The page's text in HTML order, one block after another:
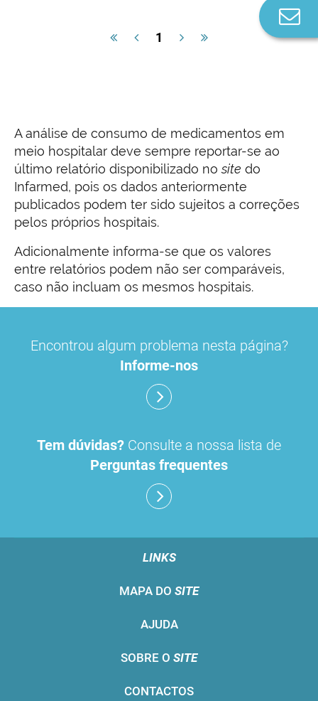
1
A análise de consumo de medicamentos em
meio hospitalar deve sempre reportar-se ao
último relatório disponibilizado nosite do
Infarmed, pois os dados anteriormente
publicados podem ter sido sujeitos a correções
pelos próprios hospitais.
Adicionalmente informa-se que os valores
entre relatórios podem não ser comparáveis,
caso não incluam os mesmos hospitais.
Encontrou algum problema nesta página?
Informe-nos
Tem dúvidas? Consulte a nossa lista de
Perguntas frequentes
LINKS
MAPA DO SITE
AJUDA
SOBRE O SITE
CONTACTOS